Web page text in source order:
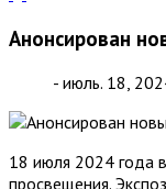
Анонсирован
- июль. 18,
18 июля 2024 года
просвещения.